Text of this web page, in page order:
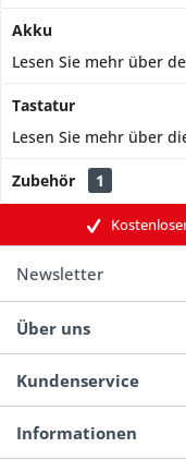
Akku
Lesen Sie mehr über
Tastatur
Lesen Sie mehr über
Zubehör 1
Newsletter
Über uns
Kundenservice
Informationen